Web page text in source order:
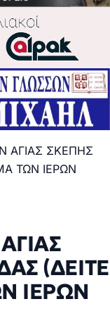
ΑΓΙΑΣ ΣΚΕΠΗΣ
ΤΩΝ ΙΕΡΩΝ
(ΔΕΙΤΕ
ΙΕΡΩΝ